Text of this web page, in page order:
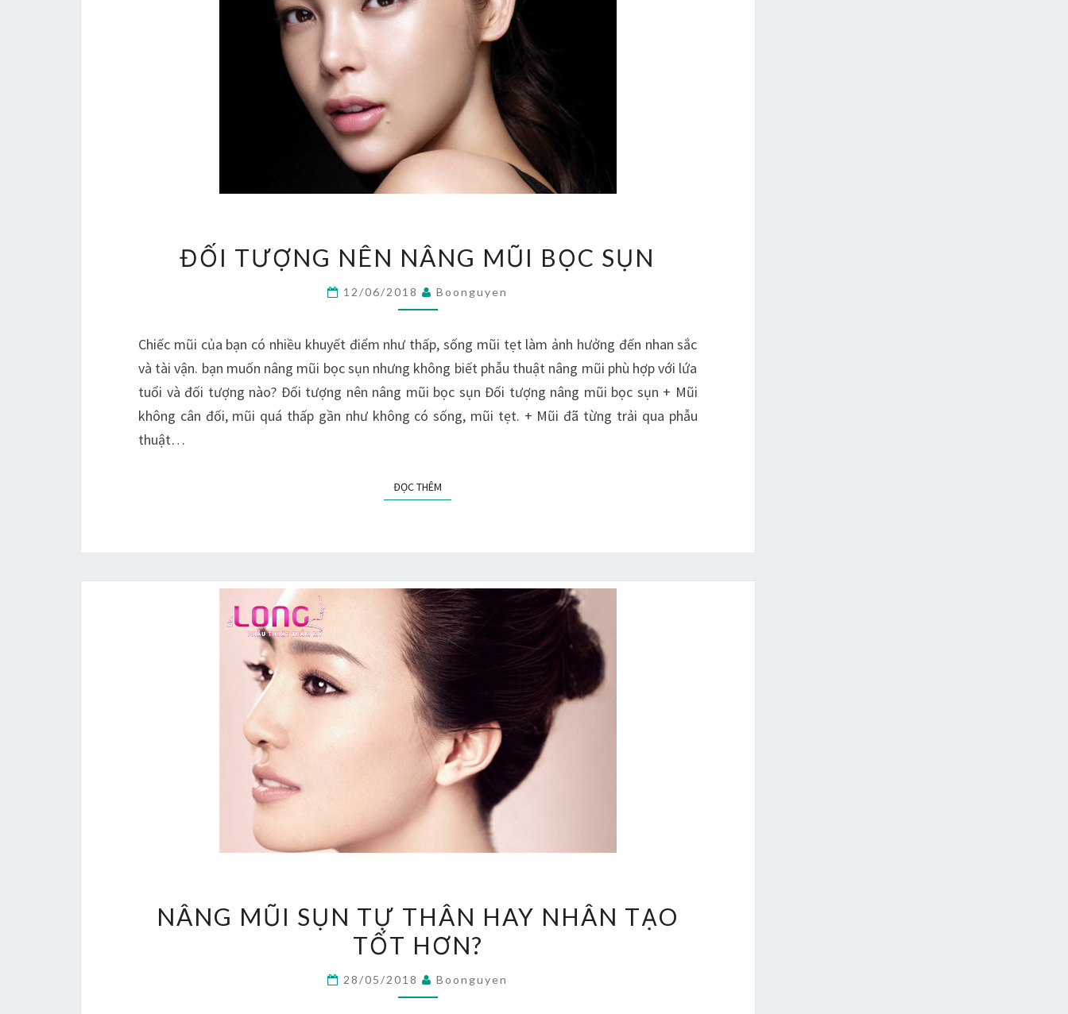
TƯỢNG
NÊN
NÂNG
BỌC
SỤN
ĐỐI TƯỢNG NÊN NÂNG MŨI BỌC SỤN
12/06/2018 Boonguyen
Chiếc mũi của bạn có nhiều khuyết điểm như thấp, sống mũi tẹt làm ảnh hưởng đến nhan sắc
và tài vận. bạn muốn nâng mũi bọc sụn nhưng không biết phẫu thuật nâng mũi phù hợp với lứa
tuổi và đối tượng nào? Đối tượng nên nâng mũi bọc sụn Đối tượng nâng mũi bọc sụn + Mũi
không cân đối, mũi quá thấp gần như không có sống, mũi tẹt. + Mũi đã từng trải qua phẫu
thuật…
ĐỌC THÊM
MŨI
SỤN
THÂN
NÂNG MŨI SỤN TỰ THÂN HAY NHÂN TẠO
TỐT HƠN?
28/05/2018 Boonguyen